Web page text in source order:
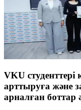
VKU
арттыруға және
арналған боттар